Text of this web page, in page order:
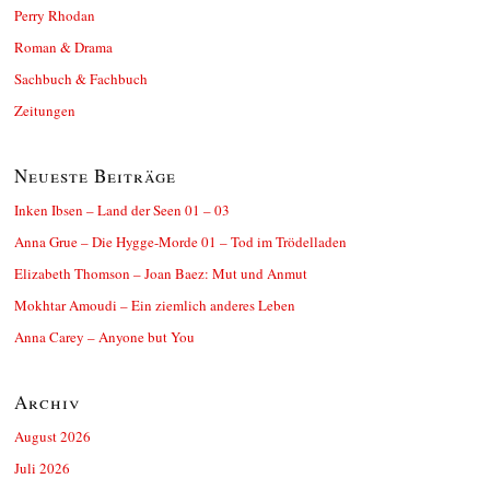
Perry Rhodan
Roman & Drama
Sachbuch & Fachbuch
Zeitungen
Neueste Beiträge
Inken Ibsen – Land der Seen 01 – 03
Anna Grue – Die Hygge-Morde 01 – Tod im Trödelladen
Elizabeth Thomson – Joan Baez: Mut und Anmut
Mokhtar Amoudi – Ein ziemlich anderes Leben
Anna Carey – Anyone but You
Archiv
August 2026
Juli 2026